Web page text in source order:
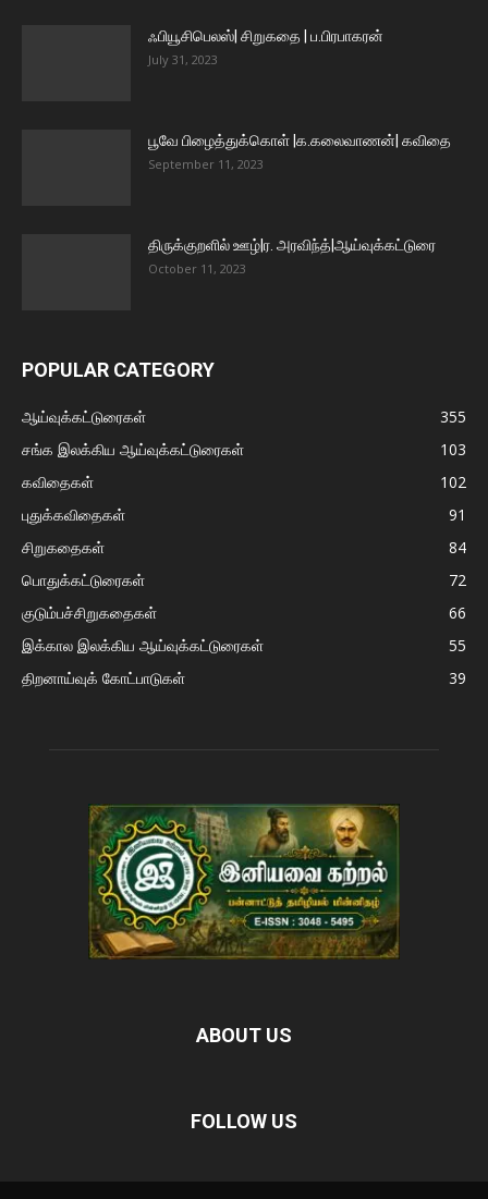
ஃபியூசிபெலஸ்| சிறுகதை | ப.பிரபாகரன்
July 31, 2023
பூவே பிழைத்துக்கொள் |க.கலைவாணன்| கவிதை
September 11, 2023
திருக்குறளில் ஊழ்|ர. அரவிந்த்|ஆய்வுக்கட்டுரை
October 11, 2023
POPULAR CATEGORY
ஆய்வுக்கட்டுரைகள்
355
சங்க இலக்கிய ஆய்வுக்கட்டுரைகள்
103
கவிதைகள்
102
புதுக்கவிதைகள்
91
சிறுகதைகள்
84
பொதுக்கட்டுரைகள்
72
குடும்பச்சிறுகதைகள்
66
இக்கால இலக்கிய ஆய்வுக்கட்டுரைகள்
55
திறனாய்வுக் கோட்பாடுகள்
39
ABOUT US
FOLLOW US